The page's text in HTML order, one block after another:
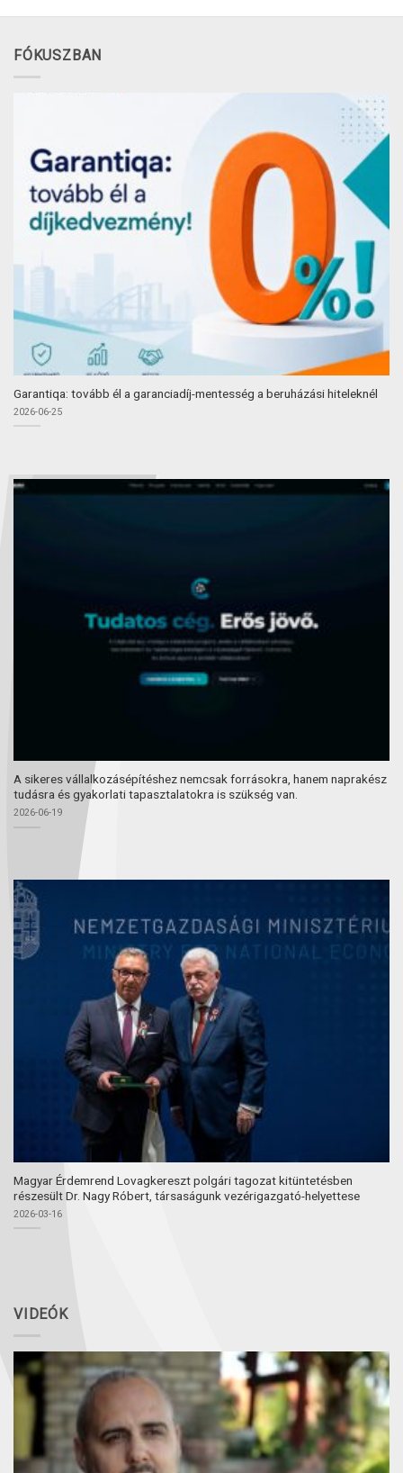
FÓKUSZBAN
Garantiqa: tovább él a garanciadíj-mentesség a beruházási hiteleknél
2026-06-25
A sikeres vállalkozásépítéshez nemcsak forrásokra, hanem naprakész
tudásra és gyakorlati tapasztalatokra is szükség van.
2026-06-19
Magyar Érdemrend Lovagkereszt polgári tagozat kitüntetésben
részesült Dr. Nagy Róbert, társaságunk vezérigazgató-helyettese
2026-03-16
VIDEÓK